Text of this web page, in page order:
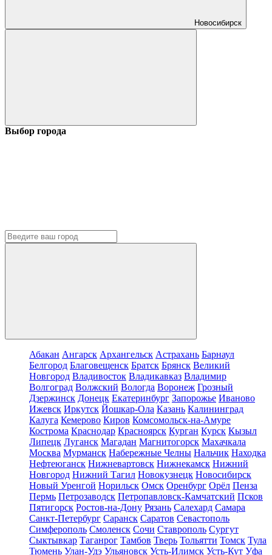
Новосибирск
Выбор города
Абакан Ангарск Архангельск Астрахань Барнаул
Белгород Благовещенск Братск Брянск Великий
Новгород Владивосток Владикавказ Владимир
Волгоград Волжский Вологда Воронеж Грозный
Дзержинск Донецк Екатеринбург Запорожье Иваново
Ижевск Иркутск Йошкар-Ола Казань Калининград
Калуга Кемерово Киров Комсомольск-на-Амуре
Кострома Краснодар Красноярск Курган Курск Кызыл
Липецк Луганск Магадан Магнитогорск Махачкала
Москва Мурманск Набережные Челны Нальчик Находка
Нефтеюганск Нижневартовск Нижнекамск Нижний
Новгород Нижний Тагил Новокузнецк Новосибирск
Новый Уренгой Норильск Омск Оренбург Орёл Пенза
Пермь Петрозаводск Петропавловск-Камчатский Псков
Пятигорск Ростов-на-Дону Рязань Салехард Самара
Санкт-Петербург Саранск Саратов Севастополь
Симферополь Смоленск Сочи Ставрополь Сургут
Сыктывкар Таганрог Тамбов Тверь Тольятти Томск Тула
Тюмень Улан-Удэ Ульяновск Усть-Илимск Усть-Кут Уфа